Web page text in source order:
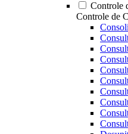
Controle
Controle de